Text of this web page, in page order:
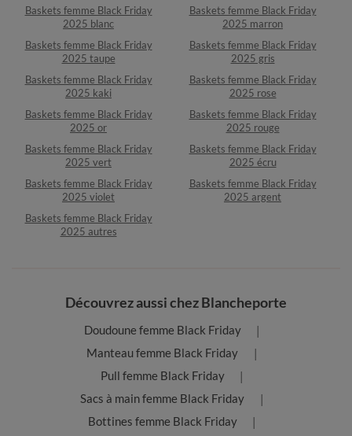
Baskets femme Black Friday
2025 blanc
Baskets femme Black Friday
2025 marron
Baskets femme Black Friday
2025 taupe
Baskets femme Black Friday
2025 gris
Baskets femme Black Friday
2025 kaki
Baskets femme Black Friday
2025 rose
Baskets femme Black Friday
2025 or
Baskets femme Black Friday
2025 rouge
Baskets femme Black Friday
2025 vert
Baskets femme Black Friday
2025 écru
Baskets femme Black Friday
2025 violet
Baskets femme Black Friday
2025 argent
Baskets femme Black Friday
2025 autres
Découvrez aussi chez Blancheporte
Doudoune femme Black Friday
Manteau femme Black Friday
Pull femme Black Friday
Sacs à main femme Black Friday
Bottines femme Black Friday